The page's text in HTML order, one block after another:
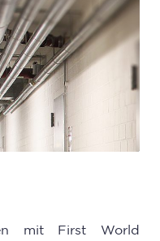
mit First World